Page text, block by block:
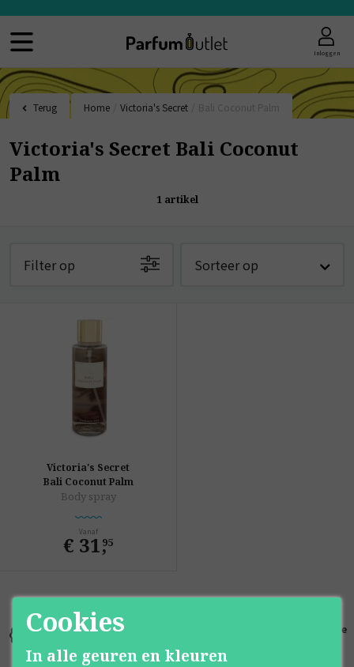
Inloggen
Terug Home Victoria's Secret
Victoria's Secret Bali Coconut
Palm
1 artikel
Filter op Sorteer op
Victoria's Secret
Bali Coconut Palm
Body spray
Vanaf
€ 31,
95
Kortingen
100% originele
Cookies
In alle geuren en kleuren